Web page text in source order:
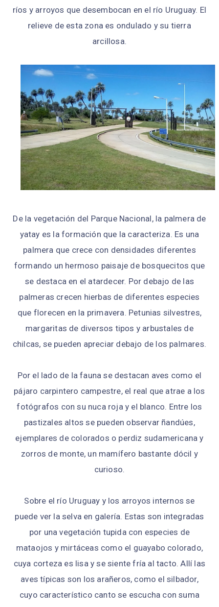
ríos y arroyos que desembocan en el río Uruguay. El
relieve de esta zona es ondulado y su tierra
arcillosa.
De la vegetación del Parque Nacional, la palmera de
yatay es la formación que la caracteriza. Es una
palmera que crece con densidades diferentes
formando un hermoso paisaje de bosquecitos que
se destaca en el atardecer. Por debajo de las
palmeras crecen hierbas de diferentes especies
que florecen en la primavera. Petunias silvestres,
margaritas de diversos tipos y arbustales de
chilcas, se pueden apreciar debajo de los palmares.
Por el lado de la fauna se destacan aves como el
pájaro carpintero campestre, el real que atrae a los
fotógrafos con su nuca roja y el blanco. Entre los
pastizales altos se pueden observar ñandúes,
ejemplares de colorados o perdiz sudamericana y
zorros de monte, un mamífero bastante dócil y
curioso.
Sobre el río Uruguay y los arroyos internos se
puede ver la selva en galería. Estas son integradas
por una vegetación tupida con especies de
mataojos y mirtáceas como el guayabo colorado,
cuya corteza es lisa y se siente fría al tacto. Allí las
aves típicas son los arañeros, como el silbador,
cuyo característico canto se escucha con suma